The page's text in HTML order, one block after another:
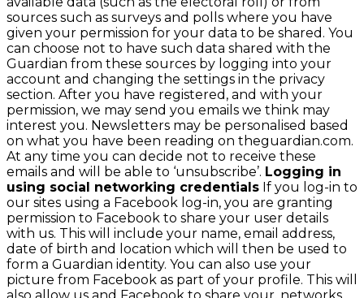
sources such as surveys and polls where you have
given your permission for your data to be shared. You
can choose not to have such data shared with the
Guardian from these sources by logging into your
account and changing the settings in the privacy
section. After you have registered, and with your
permission, we may send you emails we think may
interest you. Newsletters may be personalised based
on what you have been reading on theguardian.com.
At any time you can decide not to receive these
emails and will be able to ‘unsubscribe’. Logging in
using social networking credentials If you log-in to
our sites using a Facebook log-in, you are granting
permission to Facebook to share your user details
with us. This will include your name, email address,
date of birth and location which will then be used to
form a Guardian identity. You can also use your
picture from Facebook as part of your profile. This will